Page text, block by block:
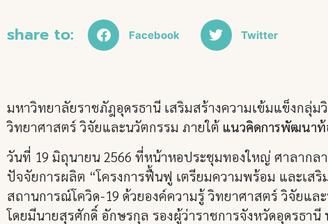
share to: Facebook Twitter
มหาวิทยาลัยราชภัฎอุดรธานี เสริมสร้างความเข้มแข็งกลุ่
วิทยาศาสตร์ วิจัยและนวัตกรรม ภายใต้ แนวคิดการพัฒนาท้
วันที่ 19 มิถุนายน 2566 ที่หน้าหอประชุมทองใหญ่ ศาลากล
ปัจจัยการผลิต “โครงการฟื้นฟู เตรียมความพร้อม และเส
สถานการณ์โควิด-19 ด้วยองค์ความรู้ วิทยาศาสตร์ วิจัยแ
โดยมีนายสุรศักดิ์ อักษรกุล รองผู้ว่าราชการจังหวัดอุดรธา